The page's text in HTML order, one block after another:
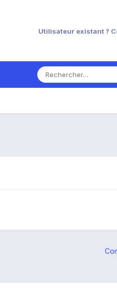
Utilisateur existant ?